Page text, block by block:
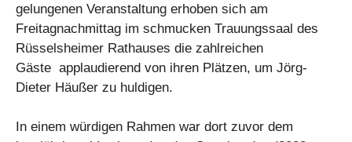
gelungenen Veranstaltung erhoben sich am
Freitagnachmittag im schmucken Trauungssaal des
Rüsselsheimer Rathauses die zahlreichen
Gäste applaudierend von ihren Plätzen, um Jörg-
Dieter Häußer zu huldigen.
In einem würdigen Rahmen war dort zuvor dem